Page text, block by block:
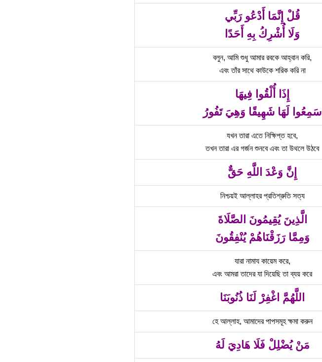
قُلْ إِنَّمَا أَدْعُو رَبِّي
وَلَا أُشْرِكُ بِهِ أَحَدًا
বলুন, আমি শুধু আমার রবকে আহ্বান করি,
এবং তাঁর সাথে কাউকে শরিক করি না
إِذَا أُلْقُوا فِيهَا
سَمِعُوا لَهَا شَهِيقًا وَهِيَ تَفُورُ
যখন তারা এতে নিক্ষিপ্ত হবে,
তখন তারা এর গর্জন শুনবে এবং তা উথলে উঠবে
إِنَّ وَعْدَ اللَّهِ حَقٌّ
নিশ্চয়ই আল্লাহর প্রতিশ্রুতি সত্য
الَّذِينَ يُقِيمُونَ الصَّلَاةَ
وَمِمَّا رَزَقْنَاهُمْ يُنْفِقُونَ
যারা নামায কায়েম করে,
এবং আমরা তাদের যা দিয়েছি তা ব্যয় করে
اللَّهُمَّ اغْفِرْ لَنَا ذُنُوبَنَا
হে আল্লাহ, আমাদের পাপসমূহ ক্ষমা করুন
مَنْ يُضْلِلْ فَلَا هَادِيَ لَهُ